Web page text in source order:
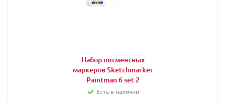
Набор пигментных
маркеров Sketchmarker
Paintman 6 set 2
Есть в наличии